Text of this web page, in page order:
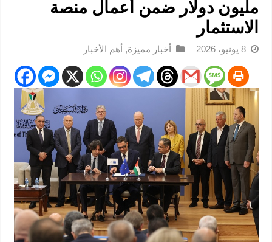
مليون دولار ضمن أعمال منصة
الاستثمار
8 يونيو، 2026 أخبار مميزة, أهم الأخبار